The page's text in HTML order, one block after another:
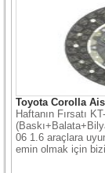
Toyota Corolla
Haftanın Fırsatı
06 1.6 araçlara
emin olmak için